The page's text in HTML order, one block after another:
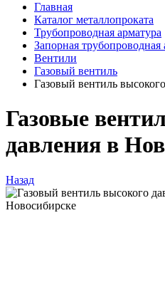
Главная
Каталог металлопроката
Трубопроводная арматура
Запорная трубопроводная
Вентили
Газовый вентиль
Газовый вентиль
Газовые
давления в
Назад